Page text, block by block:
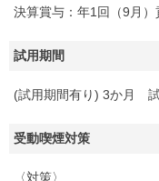
決算賞与：年1回（9月）
試用期間
(試用期間有り) 3か月 試
受動喫煙対策
〈対策〉